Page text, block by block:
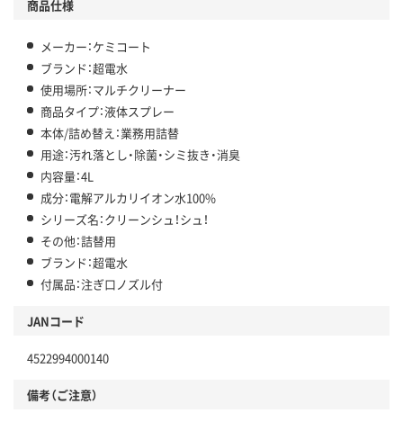
商品仕様
メーカー：ケミコート
ブランド：超電水
使用場所：マルチクリーナー
商品タイプ：液体スプレー
本体/詰め替え：業務用詰替
用途：汚れ落とし・除菌・シミ抜き・消臭
内容量：4L
成分：電解アルカリイオン水100%
シリーズ名：クリーンシュ！シュ！
その他：詰替用
ブランド：超電水
付属品：注ぎ口ノズル付
JANコード
4522994000140
備考（ご注意）